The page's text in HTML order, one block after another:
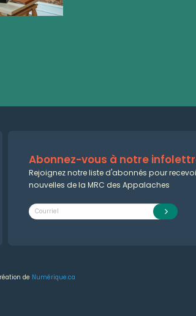
Abonnez-vous à notre
Rejoignez notre liste d'abonnés pour
nouvelles de la MRC des Appalaches
de Numérique.ca